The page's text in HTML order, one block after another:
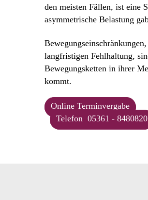
den meisten Fällen, ist eine
asymmetrische Belastung
langfristigen Fehlhaltung,
Bewegungsketten in ihrer
kommt.
Online Terminvergabe
Telefon 05361 - 8480820